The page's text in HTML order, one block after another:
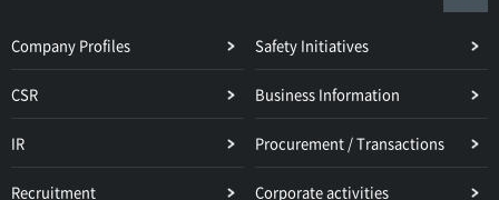
Company Profiles Safety Initiatives
CSR Business Information
IR Procurement / Transactions
Recruitment Corporate activities